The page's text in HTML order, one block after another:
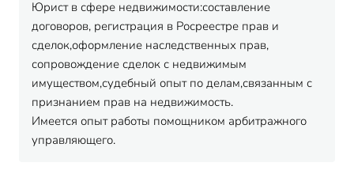
Юрист в сфере недвижимости:составление
договоров, регистрация в Росреестре прав и
сделок,оформление наследственных прав,
сопровождение сделок с недвижимым
имуществом,судебный опыт по делам,связанным с
признанием прав на недвижимость.
Имеется опыт работы помощником арбитражного
управляющего.